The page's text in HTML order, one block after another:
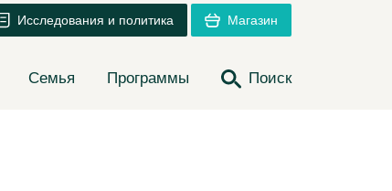
Исследования и политика Магазин
Семья Программы Поиск